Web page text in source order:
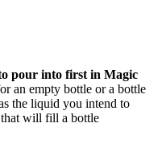
pour into first in Magic
an empty bottle or a bottle
the liquid you intend to
will fill a bottle